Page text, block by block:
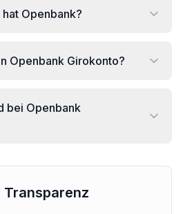
Openbank?
Openbank Girokonto?
bei Openbank
Transparenz